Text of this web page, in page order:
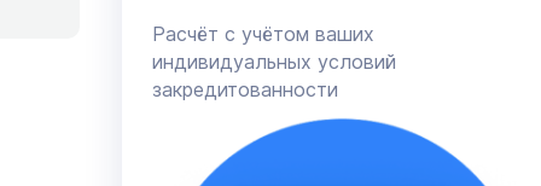
Расчёт с учётом ваших
индивидуальных условий
закредитованности